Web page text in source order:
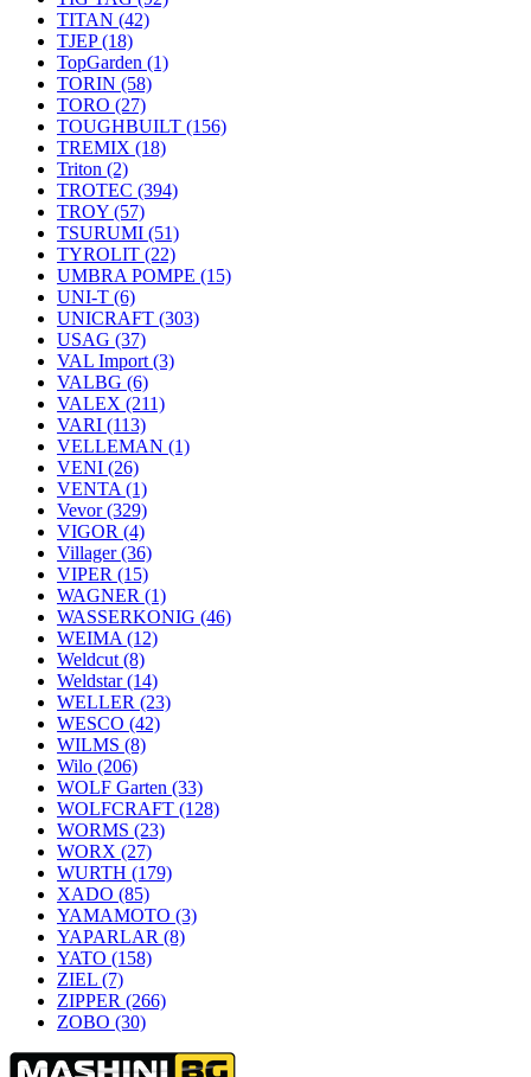
TITAN (42)
TJEP(18)
TopGarden (1)
TORIN (58)
TORO (27)
TOUGHBUILT (156)
TREMIX (18)
Triton (2)
TROTEC (394)
TROY (57)
TSURUMI (51)
TYROLIT (22)
UMBRA POMPE (15)
UNI-T (6)
UNICRAFT (303)
USAG (37)
VAL Import (3)
VALBG (6)
VALEX (211)
VARI (113)
VELLEMAN (1)
VENI (26)
VENTA (1)
Vevor(329)
VIGOR (4)
Villager(36)
VIPER (15)
WAGNER (1)
WASSERKONIG (46)
WEIMA (12)
Weldcut (8)
Weldstar(14)
WELLER (23)
WESCO (42)
WILMS (8)
Wilo (206)
WOLF Garten (33)
WOLFCRAFT (128)
WORMS (23)
WORX (27)
WURTH (179)
XADO (85)
YAMAMOTO (3)
YAPARLAR (8)
YATO (158)
ZIEL (7)
ZIPPER (266)
ZOBO (30)